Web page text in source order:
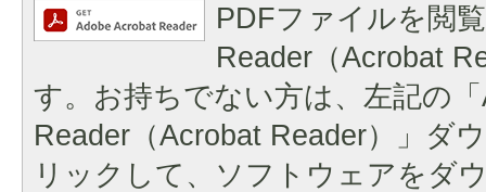
PDFファイルを閲
Reader（Acrobat
す。お持ちでない方は、左記の
Reader（Acrobat Reader）」ダ
リックして、ソフトウェアをダ